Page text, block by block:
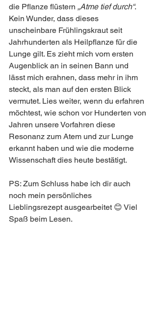
die Pflanze flüstern „Atme tief durch“.
Kein Wunder, dass dieses
unscheinbare Frühlingskraut seit
Jahrhunderten als Heilpflanze für die
Lunge gilt. Es zieht mich vom ersten
Augenblick an in seinen Bann und
lässt mich erahnen, dass mehr in ihm
steckt, als man auf den ersten Blick
vermutet. Lies weiter, wenn du erfahren
möchtest, wie schon vor Hunderten von
Jahren unsere Vorfahren diese
Resonanz zum Atem und zur Lunge
erkannt haben und wie die moderne
Wissenschaft dies heute bestätigt.
PS: Zum Schluss habe ich dir auch
noch mein persönliches
Lieblingsrezept ausgearbeitet 😊 Viel
Spaß beim Lesen.